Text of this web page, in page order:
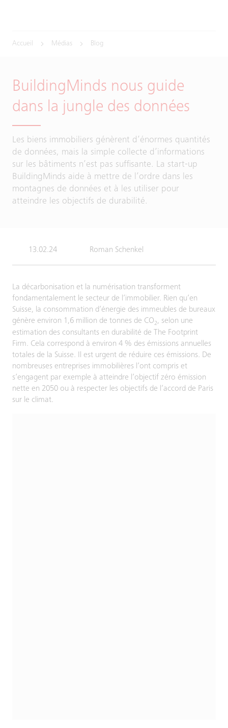
Accueil Médias Blog
BuildingMinds nous guide
dans la jungle des données
Les biens immobiliers génèrent d’énormes quantités
de données, mais la simple collecte d’informations
sur les bâtiments n’est pas suffisante. La start-up
BuildingMinds aide à mettre de l’ordre dans les
montagnes de données et à les utiliser pour
atteindre les objectifs de durabilité.
13.02.24 Roman Schenkel
La décarbonisation et la numérisation transforment
fondamentalement le secteur de l’immobilier. Rien qu’en
Suisse, la consommation d’énergie des immeubles de bureaux
génère environ 1,6 million de tonnes de CO2, selon une
estimation des consultants en durabilité de The Footprint
Firm. Cela correspond à environ 4 % des émissions annuelles
totales de la Suisse. Il est urgent de réduire ces émissions. De
nombreuses entreprises immobilières l’ont compris et
s’engagent par exemple à atteindre l’objectif zéro émission
nette en 2050 ou à respecter les objectifs de l’accord de Paris
sur le climat.